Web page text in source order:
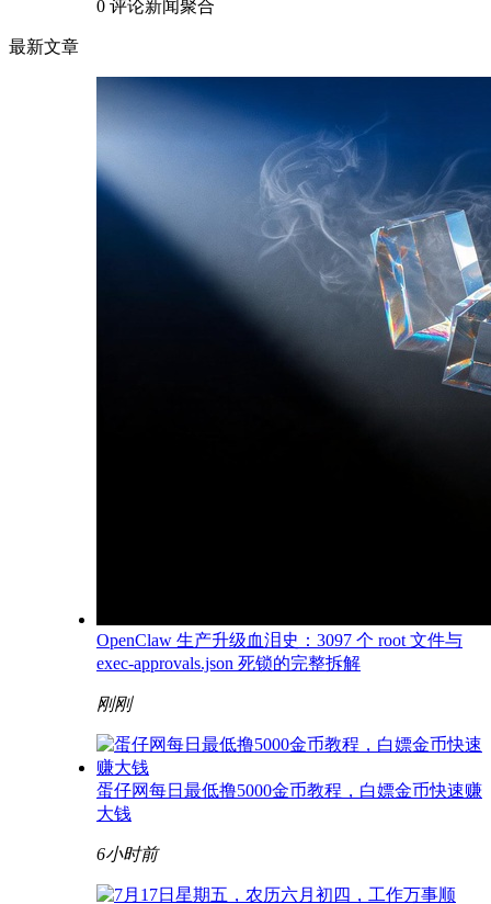
0 评论新闻聚合
最新文章
OpenClaw 生产升级血泪史：3097 个 root 文件与
exec-approvals.json 死锁的完整拆解
刚刚
蛋仔网每日最低撸5000金币教程，白嫖金币快速赚
大钱
6小时前